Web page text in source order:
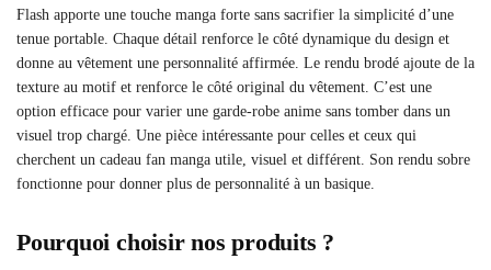
Flash apporte une touche manga forte sans sacrifier la simplicité d’une
tenue portable. Chaque détail renforce le côté dynamique du design et
donne au vêtement une personnalité affirmée. Le rendu brodé ajoute de la
texture au motif et renforce le côté original du vêtement. C’est une
option efficace pour varier une garde-robe anime sans tomber dans un
visuel trop chargé. Une pièce intéressante pour celles et ceux qui
cherchent un cadeau fan manga utile, visuel et différent. Son rendu sobre
fonctionne pour donner plus de personnalité à un basique.
Pourquoi choisir nos produits ?